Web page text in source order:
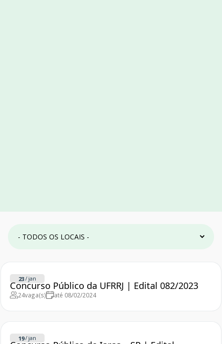
23/ jan
Concurso Público da UFRRJ | Edital 082/2023
24vaga(s) até 08/02/2024
19/ jan